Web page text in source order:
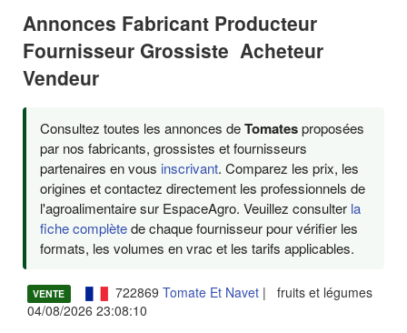
Annonces Fabricant Producteur
Fournisseur Grossiste Acheteur
Vendeur
Consultez toutes les annonces deTomatesproposées
par nos fabricants, grossistes et fournisseurs
partenaires en vous inscrivant. Comparez les prix, les
origines et contactez directement les professionnels de
l'agroalimentaire sur EspaceAgro. Veuillez consulter la
fiche complètede chaque fournisseur pour vérifier les
formats, les volumes en vrac et les tarifs applicables.
VENTE 722869 Tomate Et Navet| fruits et légumes
04/08/2026 23:08:10